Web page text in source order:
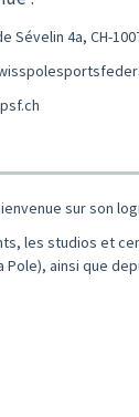
Sévelin 4a, CH-
sur son
les studios et
ainsi que